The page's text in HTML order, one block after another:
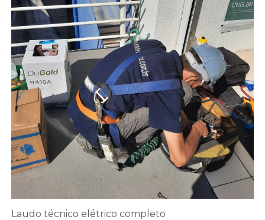
Laudo técnico elétrico completo